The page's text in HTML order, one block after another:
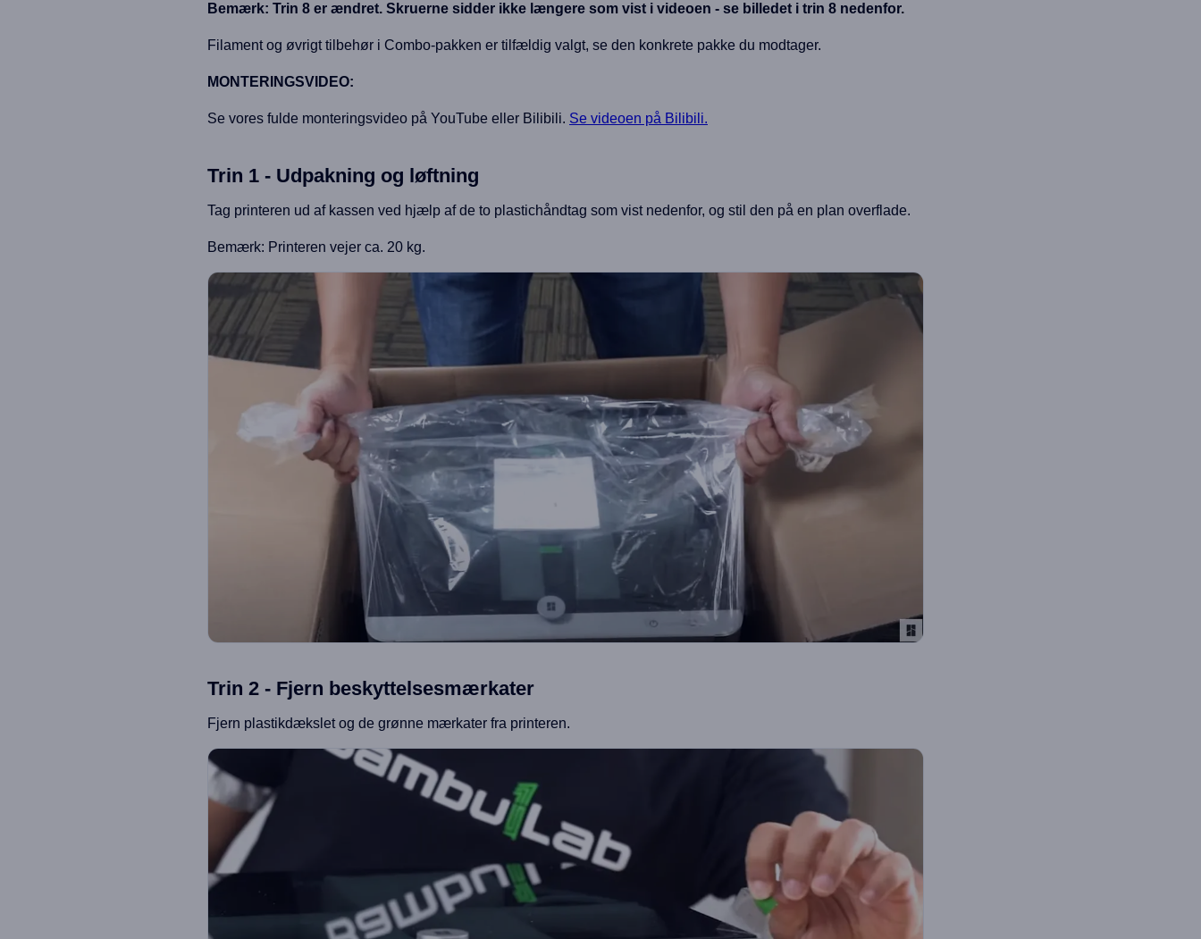
Bemærk: Trin 8 er ændret. Skruerne sidder ikke længere som vist i videoen - se billedet i trin 8 nedenfor.
Filament og øvrigt tilbehør i Combo-pakken er tilfældig valgt, se den konkrete pakke du modtager.
MONTERINGSVIDEO:
Se vores fulde monteringsvideo på YouTube eller Bilibili. Se videoen på Bilibili.
Trin 1 - Udpakning og løftning
Tag printeren ud af kassen ved hjælp af de to plastichåndtag som vist nedenfor, og stil den på en plan overflade.
Bemærk: Printeren vejer ca. 20 kg.
Trin 2 - Fjern beskyttelsesmærkater
Fjern plastikdækslet og de grønne mærkater fra printeren.